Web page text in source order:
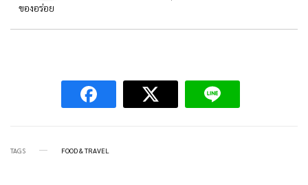
ของอร่อย
TAGS FOOD & TRAVEL